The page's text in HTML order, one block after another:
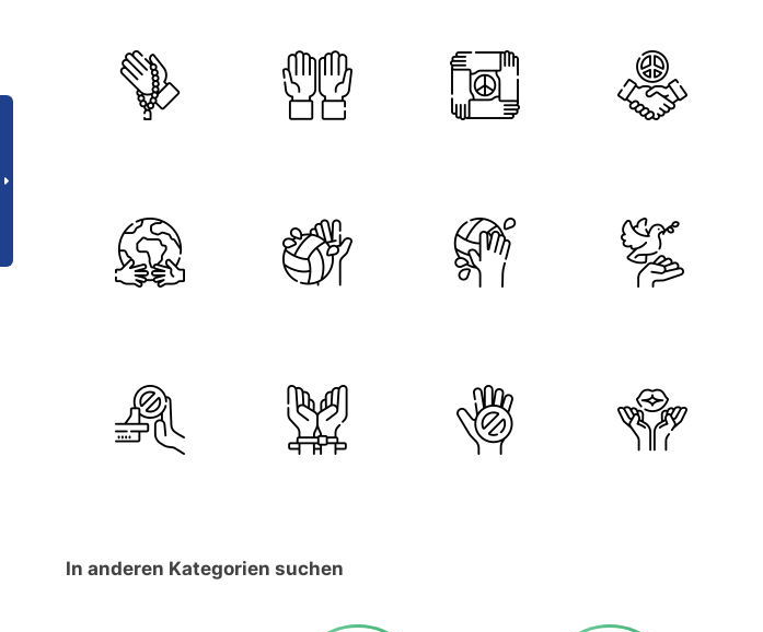
In anderen Kategorien suchen